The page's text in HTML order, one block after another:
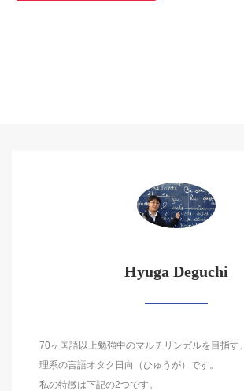
Hyuga Deguchi
70ヶ国語以上勉強中のマルチリンガルを目指す、
理系の言語オタク日向（ひゅうが）です。
私の特徴は下記の2つです。